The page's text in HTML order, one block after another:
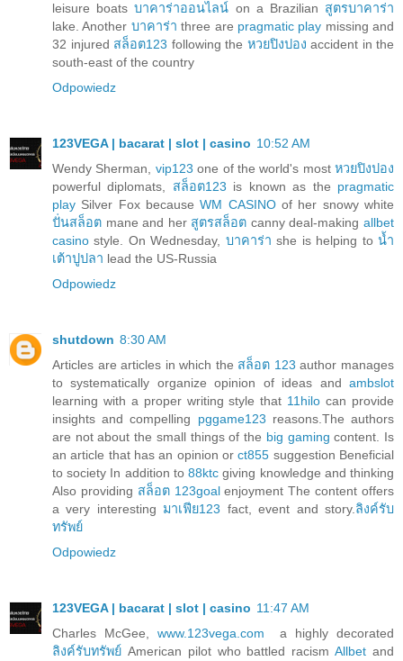
leisure boatsบาคาร่าออนไลน์ on a Brazilian สูตรบาคาร่า
lake. Another บาคาร่า three are pragmatic play missing and
32 injured สล็อต123 following the หวยปิงปอง accident in the
south-east of the country
Odpowiedz
123VEGA | bacarat | slot | casino 10:52 AM
Wendy Sherman, vip123 one of the world's most หวยปิงปอง
powerful diplomats, สล็อต123 is known as the pragmatic
play Silver Fox becauseWM CASINOof her snowy white
ปั่นสล็อต mane and her สูตรสล็อต canny deal-makingallbet
casino style. On Wednesday, บาคาร่า she is helping toน้ำ
เต้าปูปลา lead the US-Russia
Odpowiedz
shutdown 8:30 AM
Articles are articles in which the สล็อต 123 author manages
to systematically organize opinion of ideas and ambslot
learning with a proper writing style that 11hilo can provide
insights and compelling pggame123 reasons.The authors
are not about the small things of the big gaming content. Is
an article that has an opinion orct855 suggestion Beneficial
to society In addition to88ktc giving knowledge and thinking
Also providing สล็อต 123goalenjoyment The content offers
a very interesting มาเฟีย123 fact, event and story. ลิงค์รับ
ทรัพย์
Odpowiedz
123VEGA | bacarat | slot | casino 11:47 AM
Charles McGee, www.123vega.com a highly decorated
ลิงค์รับทรัพย์ American pilot who battled racismAllbet and